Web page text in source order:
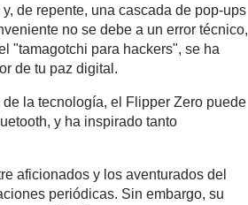
de repente, una cascada de pop-ups
no se debe a un error técnico,
"tamagotchi para hackers", se ha
de tu paz digital.
la tecnología, el Flipper Zero puede
y ha inspirado tanto
aficionados y los aventurados del
periódicas. Sin embargo, su